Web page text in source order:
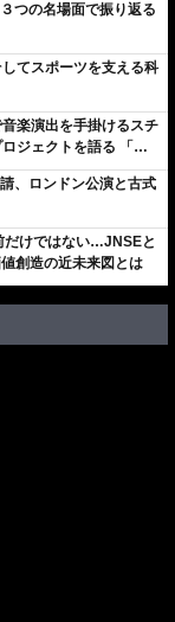
つの名場面で振り返る
てスポーツを支える科
楽演出を手掛けるスチ
ジェクトを語る 「楽
曲線だから」
、ロンドン公演と古式
だけではない…JNSEと
創造の近未来図とは